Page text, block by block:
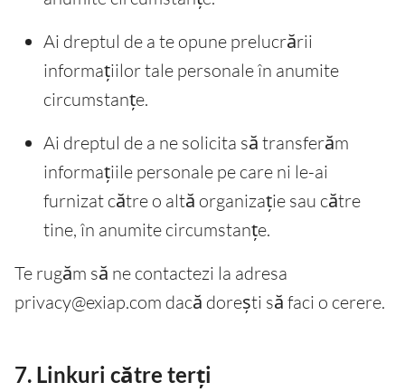
Ai dreptul de a te opune prelucrării
informațiilor tale personale în anumite
circumstanțe.
Ai dreptul de a ne solicita să transferăm
informațiile personale pe care ni le-ai
furnizat către o altă organizație sau către
tine, în anumite circumstanțe.
Te rugăm să ne contactezi la adresa
privacy@exiap.com dacă dorești să faci o cerere.
7. Linkuri către terți